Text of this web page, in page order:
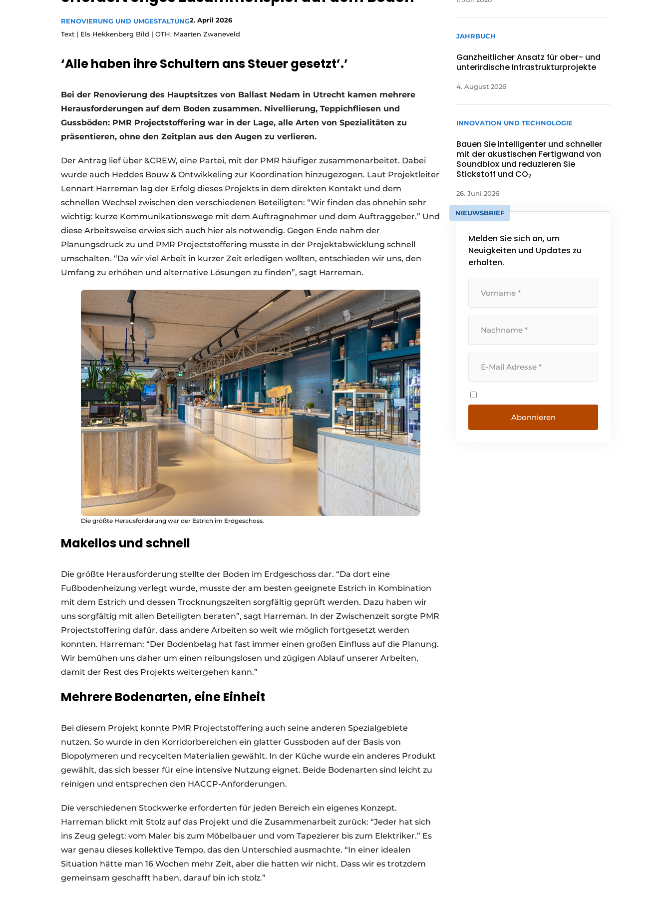
Ein Stellenangebot registrieren
Videos
RENOVIERUNG UND UMGESTALTUNG2. April 2026
Text | Els Hekkenberg Bild | OTH, Maarten Zwaneveld
‘Alle haben ihre Schultern ans Steuer gesetzt’.’
Bei der Renovierung des Hauptsitzes von Ballast Nedam in Utrecht kamen mehrere
Herausforderungen auf dem Boden zusammen. Nivellierung, Teppichfliesen und
Gussböden: PMR Projectstoffering war in der Lage, alle Arten von Spezialitäten zu
präsentieren, ohne den Zeitplan aus den Augen zu verlieren.
Der Antrag lief über &CREW, eine Partei, mit der PMR häufiger zusammenarbeitet. Dabei
wurde auch Heddes Bouw & Ontwikkeling zur Koordination hinzugezogen. Laut Projektleiter
Lennart Harreman lag der Erfolg dieses Projekts in dem direkten Kontakt und dem
schnellen Wechsel zwischen den verschiedenen Beteiligten: “Wir finden das ohnehin sehr
wichtig: kurze Kommunikationswege mit dem Auftragnehmer und dem Auftraggeber.” Und
diese Arbeitsweise erwies sich auch hier als notwendig. Gegen Ende nahm der
Planungsdruck zu und PMR Projectstoffering musste in der Projektabwicklung schnell
umschalten. “Da wir viel Arbeit in kurzer Zeit erledigen wollten, entschieden wir uns, den
Umfang zu erhöhen und alternative Lösungen zu finden”, sagt Harreman.
Die größte Herausforderung war der Estrich im Erdgeschoss.
Makellos und schnell
Die größte Herausforderung stellte der Boden im Erdgeschoss dar. “Da dort eine
Fußbodenheizung verlegt wurde, musste der am besten geeignete Estrich in Kombination
mit dem Estrich und dessen Trocknungszeiten sorgfältig geprüft werden. Dazu haben wir
uns sorgfältig mit allen Beteiligten beraten”, sagt Harreman. In der Zwischenzeit sorgte PMR
Projectstoffering dafür, dass andere Arbeiten so weit wie möglich fortgesetzt werden
konnten. Harreman: “Der Bodenbelag hat fast immer einen großen Einfluss auf die Planung.
Wir bemühen uns daher um einen reibungslosen und zügigen Ablauf unserer Arbeiten,
damit der Rest des Projekts weitergehen kann.”
Mehrere Bodenarten, eine Einheit
Bei diesem Projekt konnte PMR Projectstoffering auch seine anderen Spezialgebiete
nutzen. So wurde in den Korridorbereichen ein glatter Gussboden auf der Basis von
Biopolymeren und recycelten Materialien gewählt. In der Küche wurde ein anderes Produkt
gewählt, das sich besser für eine intensive Nutzung eignet. Beide Bodenarten sind leicht zu
reinigen und entsprechen den HACCP-Anforderungen.
Die verschiedenen Stockwerke erforderten für jeden Bereich ein eigenes Konzept.
Harreman blickt mit Stolz auf das Projekt und die Zusammenarbeit zurück: “Jeder hat sich
ins Zeug gelegt: vom Maler bis zum Möbelbauer und vom Tapezierer bis zum Elektriker.” Es
war genau dieses kollektive Tempo, das den Unterschied ausmachte. “In einer idealen
Situation hätte man 16 Wochen mehr Zeit, aber die hatten wir nicht. Dass wir es trotzdem
gemeinsam geschafft haben, darauf bin ich stolz.”
JAHRBUCH
Ganzheitlicher Ansatz für ober- und
unterirdische Infrastrukturprojekte
4. August 2026
INNOVATION UND TECHNOLOGIE
Bauen Sie intelligenter und schneller
mit der akustischen Fertigwand von
Soundblox und reduzieren Sie
Stickstoff und CO₂
26. Juni 2026
NIEUWSBRIEF
Melden Sie sich an, um
Neuigkeiten und Updates zu
erhalten.